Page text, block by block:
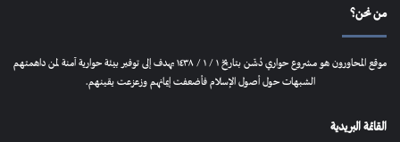
من نحن؟
موقع المحاورون هو مشروع حواري دُشّن بتاريخ ١ / ١ / ١٤٣٨ يهدف إلى توفير بيئة حوارية آمنة لمن داهمتهم
الشبهات حول أصول الإسلام فأضعفت إيمانهم وزعزعت يقينهم.
القائمة البريدية